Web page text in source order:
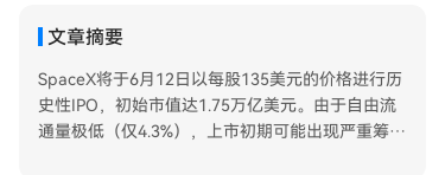
文章摘要
SpaceX将于6月12日以每股135美元的价格进行历
史性IPO，初始市值达1.75万亿美元。由于自由流
通量极低（仅4.3%），上市初期可能出现严重筹码